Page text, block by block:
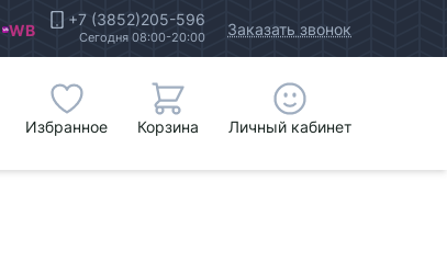
WB +7 (3852)205-596
Сегодня 08:00-20:00 Заказать звонок
Избранное Корзина Личный кабинет